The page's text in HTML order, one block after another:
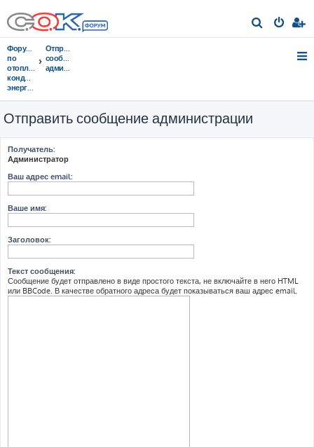
о
Форумы
по
отоплению,
кондиционированию,
энергосбережению
Отправить
сообщение
администрации
Отправить сообщение администрации
Получатель:
Администратор
Ваш адрес email:
Ваше имя:
Заголовок:
Текст сообщения:
Сообщение будет отправлено в виде простого текста, не включайте в него HTML
или BBCode. В качестве обратного адреса будет показываться ваш адрес email.